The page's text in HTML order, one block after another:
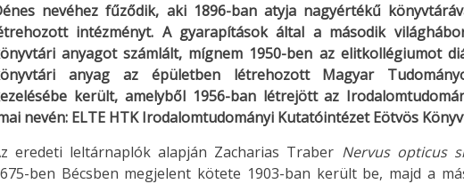
nevéhez fűződik, aki 1896-ban atyja nagyértékű
intézményt. A gyarapítások által a második
anyagot számlált, mígnem 1950-ben az elitkollégiumot
anyag az épületben létrehozott Magyar
került, amelyből 1956-ban létrejött az
nevén: ELTE HTK Irodalomtudományi Kutatóintézet Eötvös
eredeti leltárnaplók alapján Zacharias Traber Nervus opticus
ben Bécsben megjelent kötete 1903-ban került be, majd a